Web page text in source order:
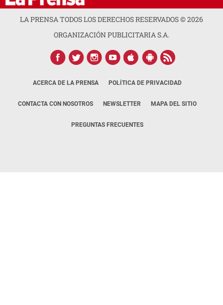
LA PRENSA TODOS LOS DERECHOS RESERVADOS ©2026
ORGANIZACIÓN PUBLICITARIA S.A.
ACERCA DE LA PRENSA POLÍTICA DE PRIVACIDAD
CONTACTA CON NOSOTROS NEWSLETTER MAPA DEL SITIO
PREGUNTAS FRECUENTES